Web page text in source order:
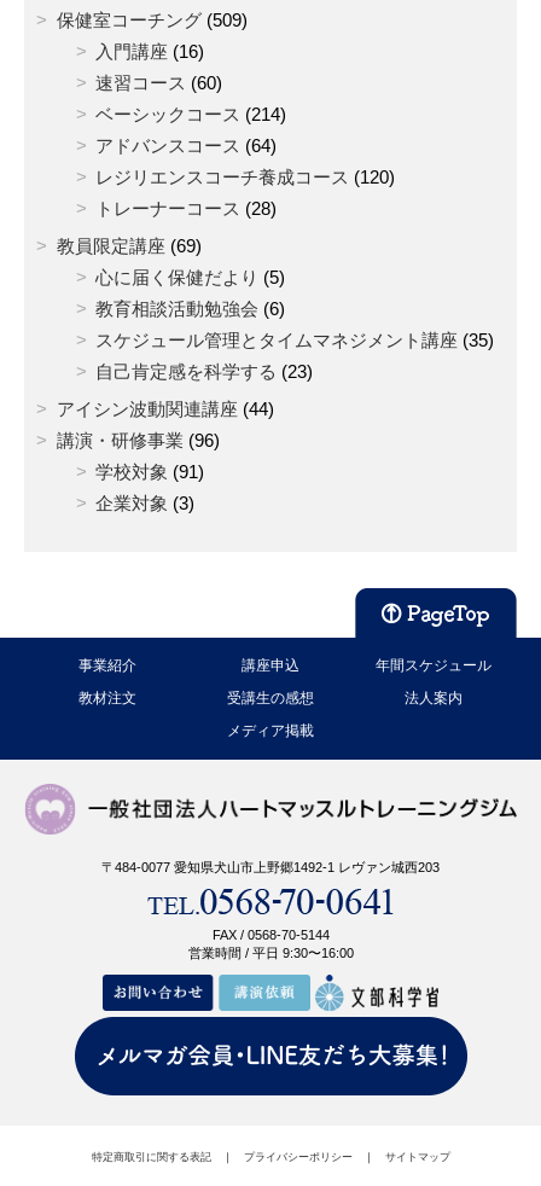
保健室コーチング(509)
入門講座 (16)
速習コース (60)
ベーシックコース (214)
アドバンスコース (64)
レジリエンスコーチ養成コース (120)
トレーナーコース (28)
教員限定講座 (69)
心に届く保健だより (5)
教育相談活動勉強会 (6)
スケジュール管理とタイムマネジメント講座 (35)
自己肯定感を科学する (23)
アイシン波動関連講座 (44)
講演・研修事業 (96)
学校対象 (91)
企業対象 (3)
事業紹介 講座申込
年間スケジュール
教材注文
受講生の感想
法人案内
メディア掲載
〒484-0077 愛知県犬山市上野郷1492-1 レヴァン城西203
FAX / 0568-70-5144
営業時間 / 平日 9:30〜16:00
特定商取引に関する表記 ｜ プライバシーポリシー｜ サイトマップ